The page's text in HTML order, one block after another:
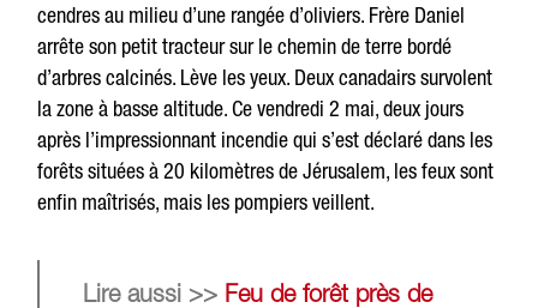
cendres au milieu d’une rangée d’oliviers. Frère Daniel
arrête son petit tracteur sur le chemin de terre bordé
d’arbres calcinés. Lève les yeux. Deux canadairs survolent
la zone à basse altitude. Ce vendredi 2 mai, deux jours
après l’impressionnant incendie qui s’est déclaré dans les
forêts situées à 20 kilomètres de Jérusalem, les feux sont
enfin maîtrisés, mais les pompiers veillent.
Lire aussi >> Feu de forêt près de